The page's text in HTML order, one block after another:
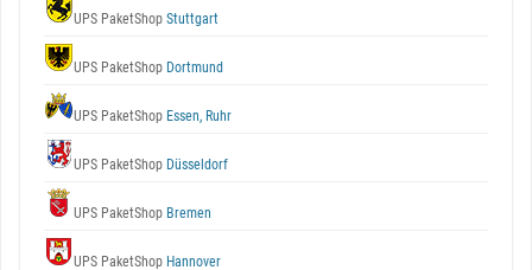
UPS PaketShop Stuttgart
UPS PaketShop Dortmund
UPS PaketShop Essen, Ruhr
UPS PaketShop Düsseldorf
UPS PaketShop Bremen
UPS PaketShop Hannover